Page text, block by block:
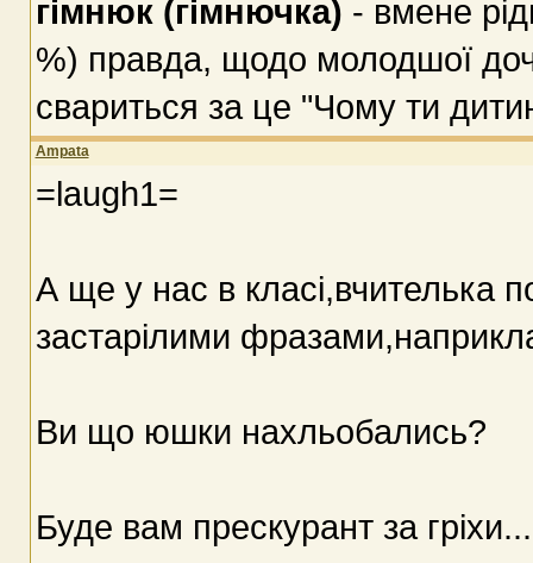
гімнюк (гімнючка) - вмене
%) правда, щодо молодшої
свариться за це "Чому ти
Ampata
=laugh1=
А ще у нас в класі,вчителька
застарілими
Ви що юшки нахльобались?
Буде вам прескурант за гріхи...